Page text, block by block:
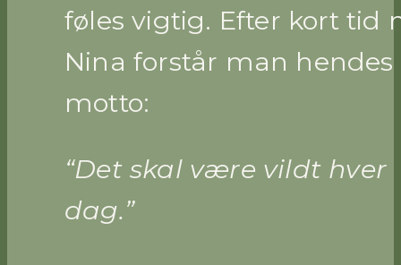
føles vigtig. Efter kort tid
Nina forstår man hendes
motto:
“Det skal være vildt hver
dag.”